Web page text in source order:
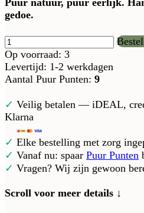
Puur natuur, puur eerlijk.
gedoe.
Op voorraad: 3
Levertijd: 1-2 werkdagen
Aantal Puur Punten: 9
✓ Veilig betalen — iDEAL,
Klarna
✓ Elke bestelling met zorg
✓ Vanaf nu: spaar Puur Punten
✓ Vragen? Wij zijn gewoon
Scroll voor meer details ↓